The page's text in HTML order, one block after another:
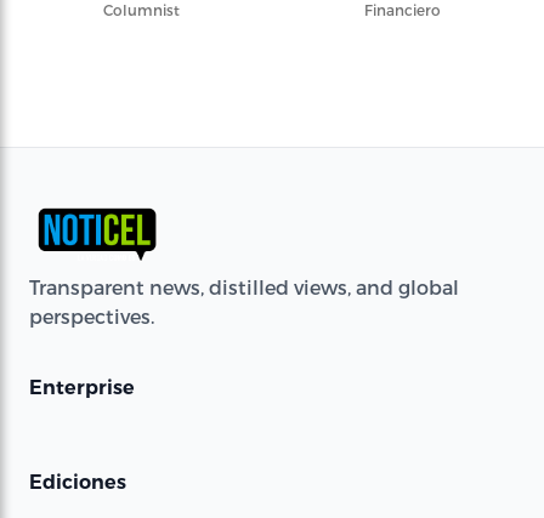
Columnist
Financiero
Transparent news, distilled views, and global
perspectives.
Enterprise
Ediciones